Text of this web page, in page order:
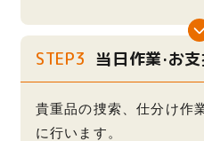
STEP3 当日作業·お
貴重品の捜索、仕分け作
に行います。